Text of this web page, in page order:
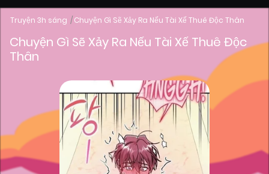
Truyện 3h sáng Chuyện Gì Sẽ Xảy Ra Nếu Tài Xế Thuê Độc Thân
Chuyện Gì Sẽ Xảy Ra Nếu Tài Xế Thuê Độc
Thân